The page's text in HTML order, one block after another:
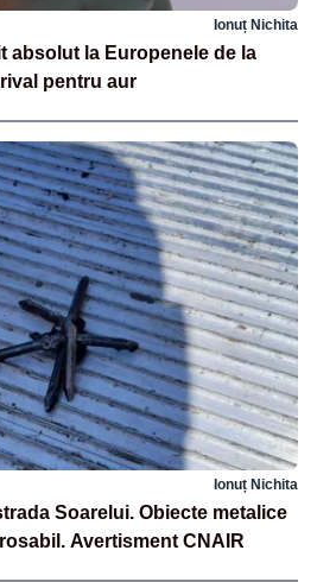
Ionuț Nichita
absolut la Europenele de la
pentru aur
Ionuț Nichita
Soarelui. Obiecte metalice
Avertisment CNAIR